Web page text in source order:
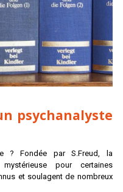
psychanalyste
? Fondée par S.Freud, la
pour certaines
et soulagent de nombreux